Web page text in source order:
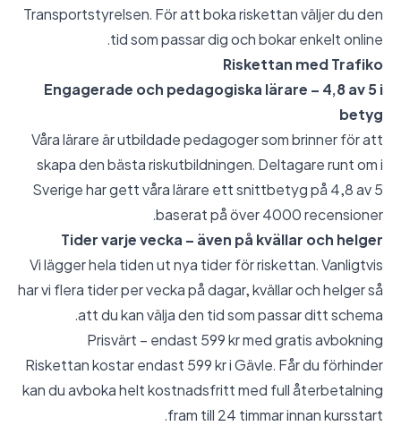
Transportstyrelsen. För att boka riskettan väljer du den
tid som passar dig och bokar enkelt online.
Riskettan med Trafiko
Engagerade och pedagogiska lärare – 4,8 av 5 i
betyg
Våra lärare är utbildade pedagoger som brinner för att
skapa den bästa riskutbildningen. Deltagare runt om i
Sverige har gett våra lärare ett snittbetyg på 4,8 av 5
baserat på över 4000 recensioner.
Tider varje vecka – även på kvällar och helger
Vi lägger hela tiden ut nya tider för riskettan. Vanligtvis
har vi flera tider per vecka på dagar, kvällar och helger så
att du kan välja den tid som passar ditt schema.
Prisvärt – endast 599 kr med gratis avbokning
Riskettan kostar endast 599 kr i Gävle. Får du förhinder
kan du avboka helt kostnadsfritt med full återbetalning
fram till 24 timmar innan kursstart.